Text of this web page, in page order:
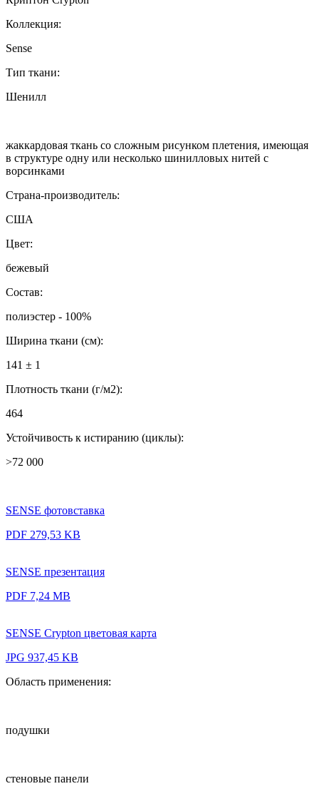
Коллекция:
Sense
Тип ткани:
Шенилл
жаккардовая ткань со сложным рисунком плетения, имеющая
в структуре одну или несколько шинилловых нитей с
ворсинками
Страна-производитель:
США
Цвет:
бежевый
Состав:
полиэстер - 100%
Ширина ткани (см):
141 ± 1
Плотность ткани (г/м2):
464
Устойчивость к истиранию (циклы):
>72 000
SENSE фотовставка
PDF 279,53 KB
SENSE презентация
PDF 7,24 MB
SENSE Crypton цветовая карта
JPG 937,45 KB
Область применения:
подушки
стеновые панели